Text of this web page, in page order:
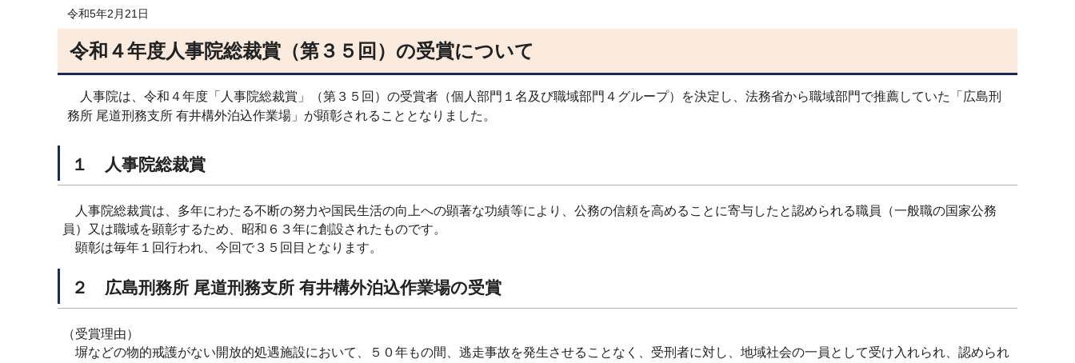
令和5年2月21日
令和４年度人事院総裁賞（第３５回）の受賞について
人事院は、令和４年度「人事院総裁賞」（第３５回）の受賞者（個人部門１名及び職域部門４グループ）を決定し、法務省から職域部門で推薦していた「広島刑
務所 尾道刑務支所 有井構外泊込作業場」が顕彰されることとなりました。
１ 人事院総裁賞
人事院総裁賞は、多年にわたる不断の努力や国民生活の向上への顕著な功績等により、公務の信頼を高めることに寄与したと認められる職員（一般職の国家公務
員）又は職域を顕彰するため、昭和６３年に創設されたものです。
顕彰は毎年１回行われ、今回で３５回目となります。
２ 広島刑務所 尾道刑務支所 有井構外泊込作業場の受賞
（受賞理由）
塀などの物的戒護がない開放的処遇施設において、５０年もの間、逃走事故を発生させることなく、受刑者に対し、地域社会の一員として受け入れられ、認められ